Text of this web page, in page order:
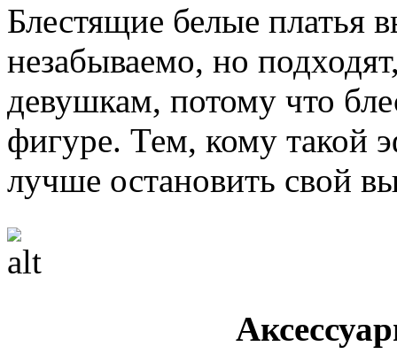
Блестящие белые платья
незабываемо, но
девушкам, потому что
фигуре. Тем, кому такой
лучше остановить свой